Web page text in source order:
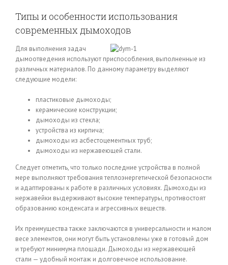
Типы и особенности использования
современных дымоходов
Для выполнения задач
дымоотведения используют приспособления, выполненные из
различных материалов. По данному параметру выделяют
следующие модели:
пластиковые дымоходы;
керамические конструкции;
дымоходы из стекла;
устройства из кирпича;
дымоходы из асбестоцементных труб;
дымоходы из нержавеющей стали.
Следует отметить, что только последние устройства в полной
мере выполняют требования теплоэнергетической безопасности
и адаптированы к работе в различных условиях. Дымоходы из
нержавейки выдерживают высокие температуры, противостоят
образованию конденсата и агрессивных веществ.
Их преимущества также заключаются в универсальности и малом
весе элементов, они могут быть установлены уже в готовый дом
и требуют минимума площади. Дымоходы из нержавеющей
стали — удобный монтаж и долговечное использование.